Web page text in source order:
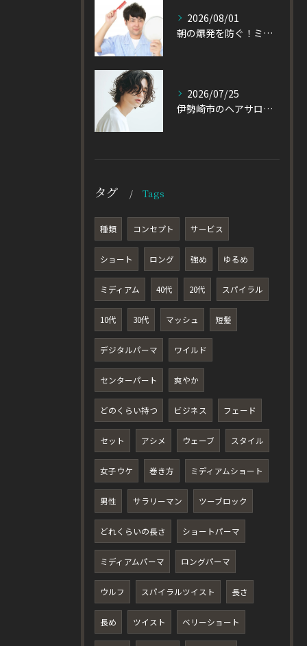
2026/08/01
朝の爆発を防ぐ！ミディアムヘアのメンズがパーマをかけるべき理由
2026/07/25
伊勢崎市のヘアサロン発！黒髪でも重たく見えない大人パーマとは
タグ Tags
種類 コンセプト サービス
ショート ロング 強め ゆるめ
ミディアム 40代 20代 スパイラル
10代 30代 マッシュ 短髪
デジタルパーマ ワイルド
センターパート 爽やか
どのくらい持つ ビジネス フェード
セット アシメ ウェーブ スタイル
女子ウケ 巻き方 ミディアムショート
男性 サラリーマン ツーブロック
どれくらいの長さ ショートパーマ
ミディアムパーマ ロングパーマ
ウルフ スパイラルツイスト 長さ
長め ツイスト ベリーショート